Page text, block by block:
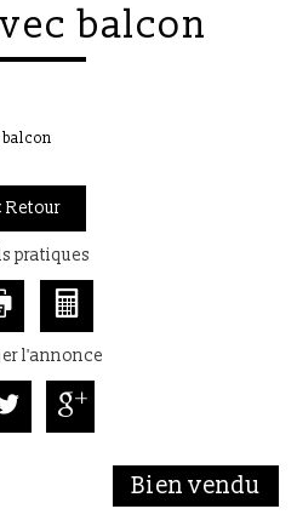
balcon
Retour
pratiques
l'annonce
Bien vendu